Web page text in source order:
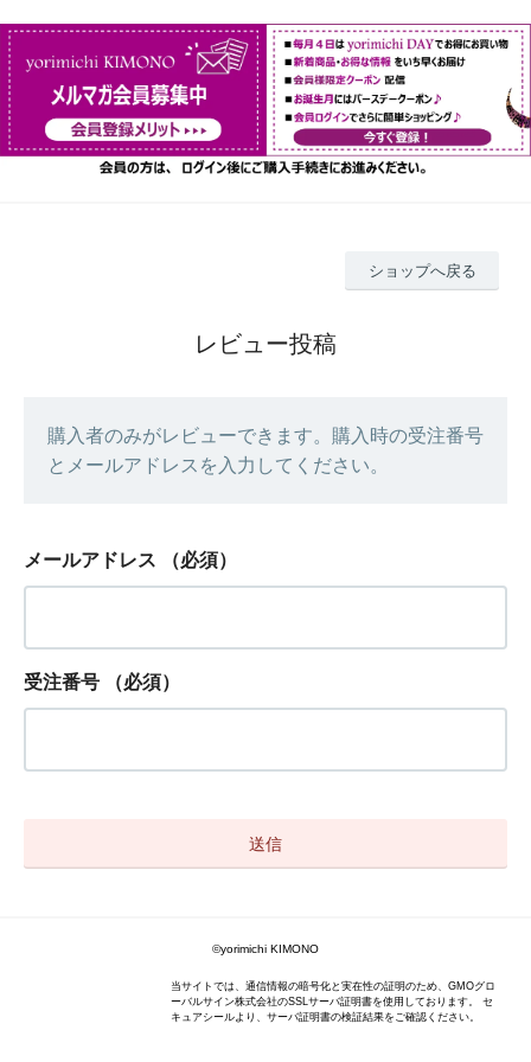
ショップへ戻る
レビュー投稿
購入者のみがレビューできます。購入時の受注番号
とメールアドレスを入力してください。
メールアドレス （必須）
受注番号 （必須）
©yorimichi KIMONO
当サイトでは、通信情報の暗号化と実在性の証明のため、GMOグロ
ーバルサイン株式会社のSSLサーバ証明書を使用しております。 セ
キュアシールより、サーバ証明書の検証結果をご確認ください。